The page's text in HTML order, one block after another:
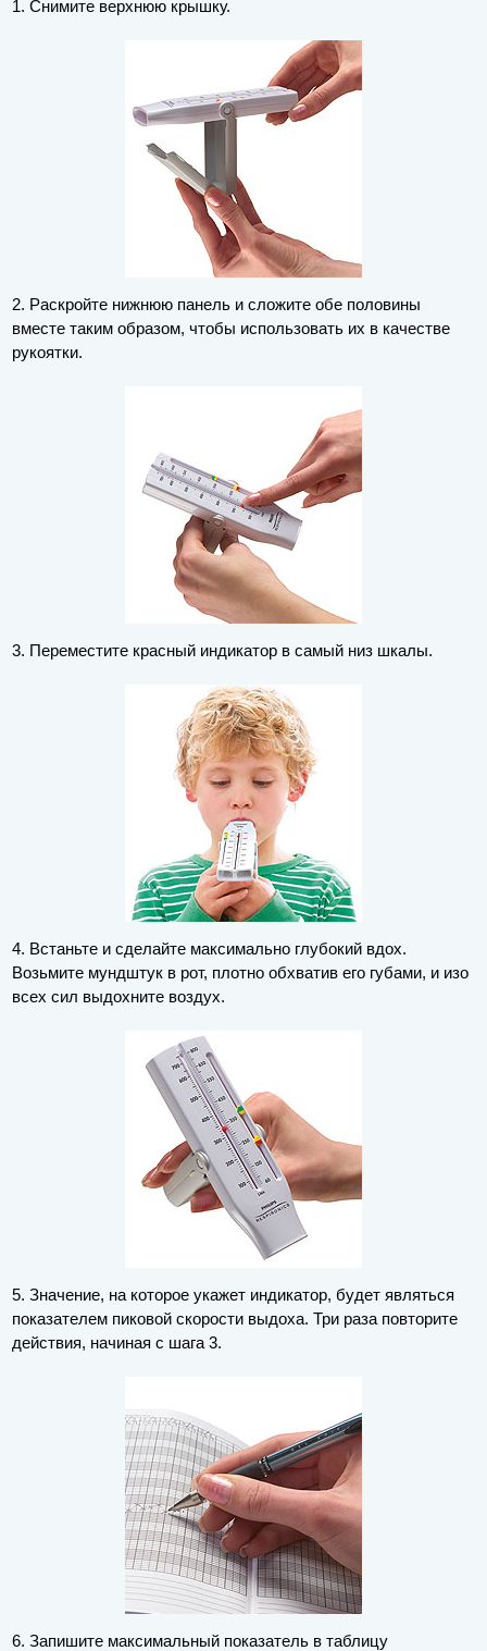
1. Снимите верхнюю крышку.
2. Раскройте нижнюю панель и сложите обе половины
вместе таким образом, чтобы использовать их в качестве
рукоятки.
3. Переместите красный индикатор в самый низ шкалы.
4. Встаньте и сделайте максимально глубокий вдох.
Возьмите мундштук в рот, плотно обхватив его губами, и изо
всех сил выдохните воздух.
5. Значение, на которое укажет индикатор, будет являться
показателем пиковой скорости выдоха. Три раза повторите
действия, начиная с шага 3.
6. Запишите максимальный показатель в таблицу